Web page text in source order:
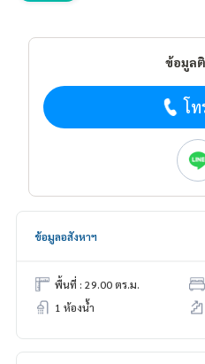
ข้อมูล
โท
ข้อมูลอสังหาฯ
พื้นที่ : 29.00 ตร.ม.
1 ห้องน้ำ